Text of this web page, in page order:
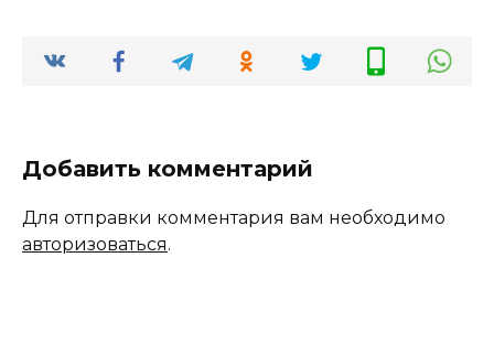
Добавить комментарий
Для отправки комментария вам необходимо
авторизоваться.